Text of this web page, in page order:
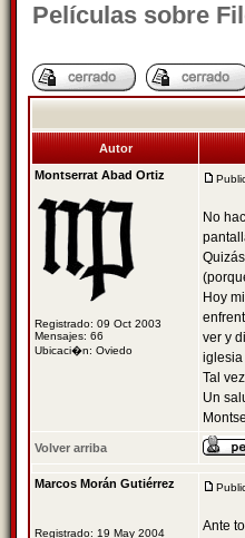
Películas sobre
Autor
Montserrat Abad Ortiz
Registrado: 09 Oct 2003
Mensajes: 66
Ubicaci�n: Oviedo
No
Hoy
ver y
iglesia
Tal
Un
Volver arriba
Marcos Morán Gutiérrez
Registrado: 19 May 2004
Ante